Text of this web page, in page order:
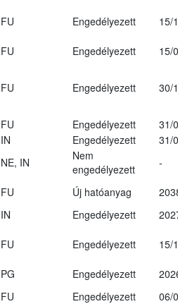
FU Engedélyezett 15/
FU Engedélyezett
15/
FU Engedélyezett 30/
FU Engedélyezett
31/
IN Engedélyezett
31/
NE, IN
Nem
engedélyezett
-
FU Új hatóanyag
IN Engedélyezett
FU Engedélyezett 15/
PG Engedélyezett
FU Engedélyezett
06/